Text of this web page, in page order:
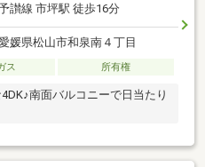
讃線 市坪駅 徒歩16分
媛県松山市和泉南４丁目
ス 所有権
南面バルコニーで日当たり